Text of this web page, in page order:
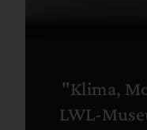
"Klima,
LWL-